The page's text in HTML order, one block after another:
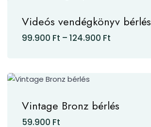
Videós vendégkönyv bérlés
99.900 Ft – 124.900 Ft
Vintage Bronz bérlés
59.900 Ft